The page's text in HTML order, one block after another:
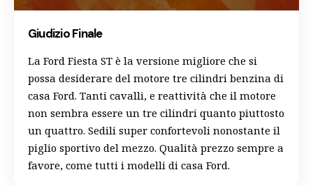
Giudizio Finale
La Ford Fiesta ST è la versione migliore che si
possa desiderare del motore tre cilindri benzina di
casa Ford. Tanti cavalli, e reattività che il motore
non sembra essere un tre cilindri quanto piuttosto
un quattro. Sedili super confortevoli nonostante il
piglio sportivo del mezzo. Qualità prezzo sempre a
favore, come tutti i modelli di casa Ford.